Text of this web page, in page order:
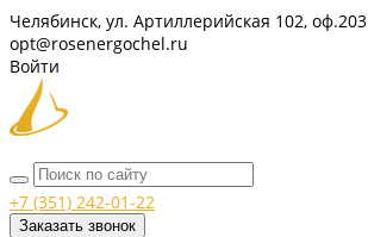
Челябинск, ул. Артиллерийская 102, оф.203
opt@rosenergochel.ru
Войти
+7 (351) 242-01-22
Заказать звонок